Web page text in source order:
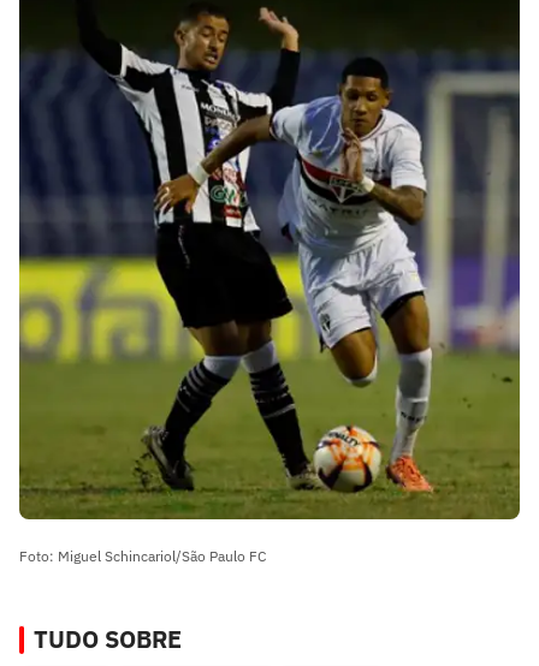
Foto: Miguel Schincariol/São Paulo FC
TUDO SOBRE